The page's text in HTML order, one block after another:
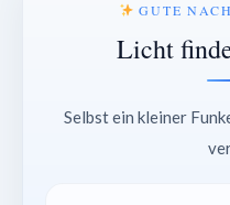
GUTE
Licht
Selbst ein kleiner